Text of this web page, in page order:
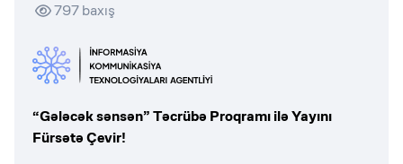
797baxış
“Gələcək sənsən” Təcrübə Proqramı ilə Yayını
Fürsətə Çevir!